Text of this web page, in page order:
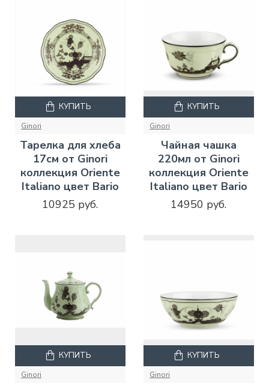
Ginori
Тарелка для хлеба
17см от Ginori
коллекция Oriente
Italiano цвет Bario
10925 руб.
КУПИТЬ
Ginori
Чайная чашка
220мл от Ginori
коллекция Oriente
Italiano цвет Bario
14950 руб.
КУПИТЬ
Ginori
КУПИТЬ
Ginori
КУПИТЬ